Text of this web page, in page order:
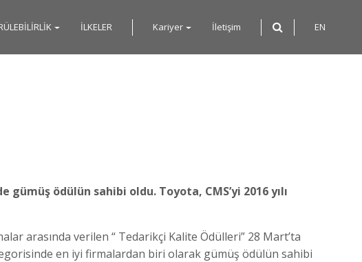
İLKELER Kariyer İletişim EN
ödülün sahibi oldu. Toyota, CMS’yi 2016 yılı
arasında verilen “ Tedarikçi Kalite Ödülleri” 28 Mart’ta
en iyi firmalardan biri olarak gümüş ödülün sahibi